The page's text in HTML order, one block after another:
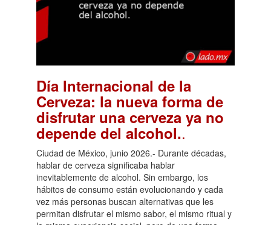
Día Internacional de la
Cerveza: la nueva forma de
disfrutar una cerveza ya no
depende del alcohol..
Ciudad de México, junio 2026.- Durante décadas,
hablar de cerveza significaba hablar
inevitablemente de alcohol. Sin embargo, los
hábitos de consumo están evolucionando y cada
vez más personas buscan alternativas que les
permitan disfrutar el mismo sabor, el mismo ritual y